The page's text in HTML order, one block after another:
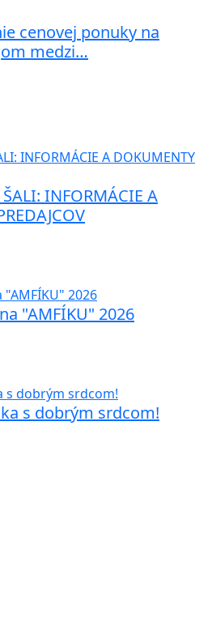
cenovej ponuky na
medzi…
INFORMÁCIE A
"AMFÍKU" 2026
s dobrým srdcom!